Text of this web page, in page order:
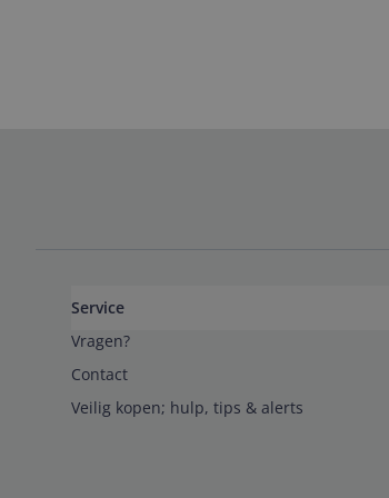
Service
Vragen?
Contact
Veilig kopen; hulp, tips & alerts